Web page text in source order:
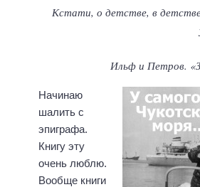
Кстати, о детстве, в
Ильф и Петров.
Начинаю
шалить с
эпиграфа.
Книгу эту
очень люблю.
Вообще книги